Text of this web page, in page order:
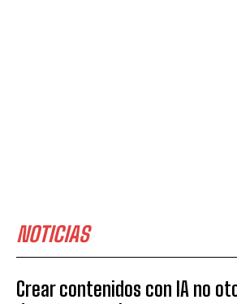
NOTICIAS
Crear contenidos con IA no